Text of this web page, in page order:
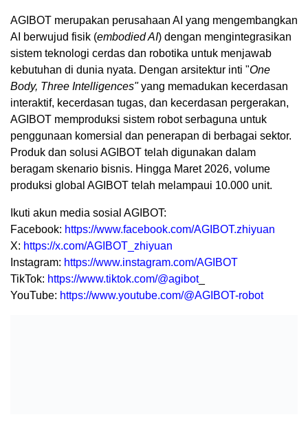
AGIBOT merupakan perusahaan AI yang mengembangkan
AI berwujud fisik (embodied AI) dengan mengintegrasikan
sistem teknologi cerdas dan robotika untuk menjawab
kebutuhan di dunia nyata. Dengan arsitektur inti "One
Body, Three Intelligences"yang memadukan kecerdasan
interaktif, kecerdasan tugas, dan kecerdasan pergerakan,
AGIBOT memproduksi sistem robot serbaguna untuk
penggunaan komersial dan penerapan di berbagai sektor.
Produk dan solusi AGIBOT telah digunakan dalam
beragam skenario bisnis. Hingga Maret 2026, volume
produksi global AGIBOT telah melampaui 10.000 unit.
Ikuti akun media sosial AGIBOT:
Facebook: https://www.facebook.com/AGIBOT.zhiyuan
X: https://x.com/AGIBOT_zhiyuan
Instagram: https://www.instagram.com/AGIBOT
TikTok: https://www.tiktok.com/@agibot_
YouTube: https://www.youtube.com/@AGIBOT-robot